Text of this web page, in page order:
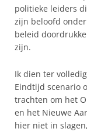
politieke leiders
zijn beloofd
beleid
zijn.
Ik dien ter
Eindtijd scenario
trachten om het
en het Nieuwe
hier niet in